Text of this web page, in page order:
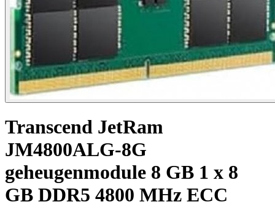
Transcend JetRam
JM4800ALG-8G
geheugenmodule 8 GB 1 x 8
GB DDR5 4800 MHz ECC